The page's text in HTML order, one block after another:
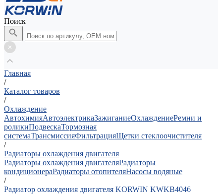
Поиск
Главная
/
Каталог товаров
/
Охлаждение
АвтохимияАвтоэлектрикаЗажиганиеОхлаждениеРемни и
роликиПодвескаТормозная
системаТрансмиссияФильтрацияЩетки стеклоочистителя
/
Радиаторы охлаждения двигателя
Радиаторы охлаждения двигателяРадиаторы
кондиционераРадиаторы отопителяНасосы водяные
/
Радиатор охлаждения двигателя KORWIN KWKB4046